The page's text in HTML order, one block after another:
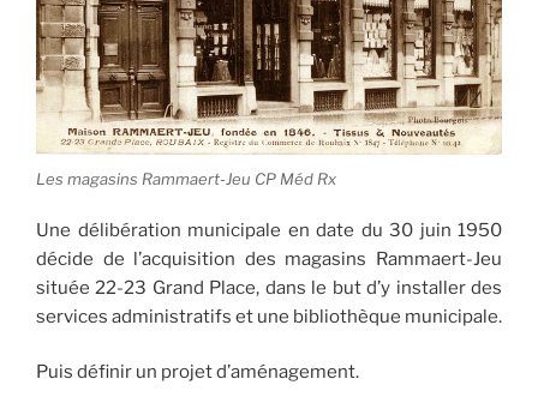
Les magasins Rammaert-Jeu CP Méd Rx
Une délibération municipale en date du 30 juin 1950
décide de l’acquisition des magasins Rammaert-Jeu
située 22-23 Grand Place, dans le but d’y installer des
services administratifs et une bibliothèque municipale.
Puis définir un projet d’aménagement.